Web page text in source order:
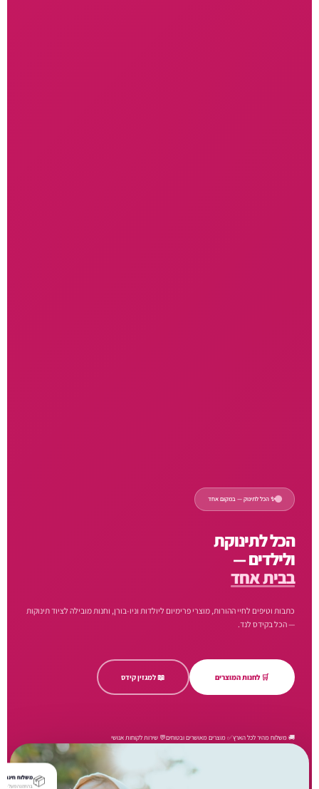
✨ הכל לתינוק — במקום אחד
הכל לתינוקת
ולילדים —
בבית אחד
כתבות וטיפים לחיי ההורות, מוצרי פרימיום ליולדות וניו-בורן, וחנות מובילה לציוד תינוקות
— הכל בקידס לנד.
🛒 לחנות המוצרים 📖 למגזין קידס
🚚 משלוח מהיר לכל הארץ✅ מוצרים מאושרים ובטוחים💬 שירות לקוחות אנושי
📦בהזמנה מעל ₪250